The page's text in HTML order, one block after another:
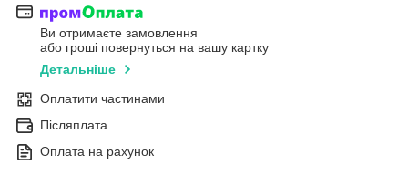
Ви отримаєте замовлення
або гроші повернуться на вашу картку
Детальніше
Оплатити частинами
Післяплата
Оплата на рахунок